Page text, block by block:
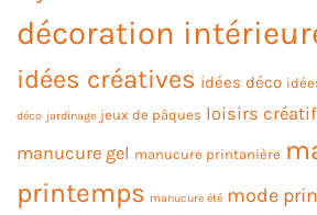
décoration
idées créatives idées déco
déco jardinage jeux de pâques loisirs
manucure gel manucure printanière
printemps manucure été mode